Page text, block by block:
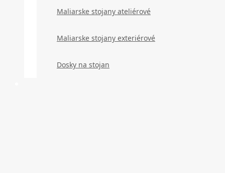
Maliarske stojany ateliérové
Maliarske stojany exteriérové
Dosky na stojan